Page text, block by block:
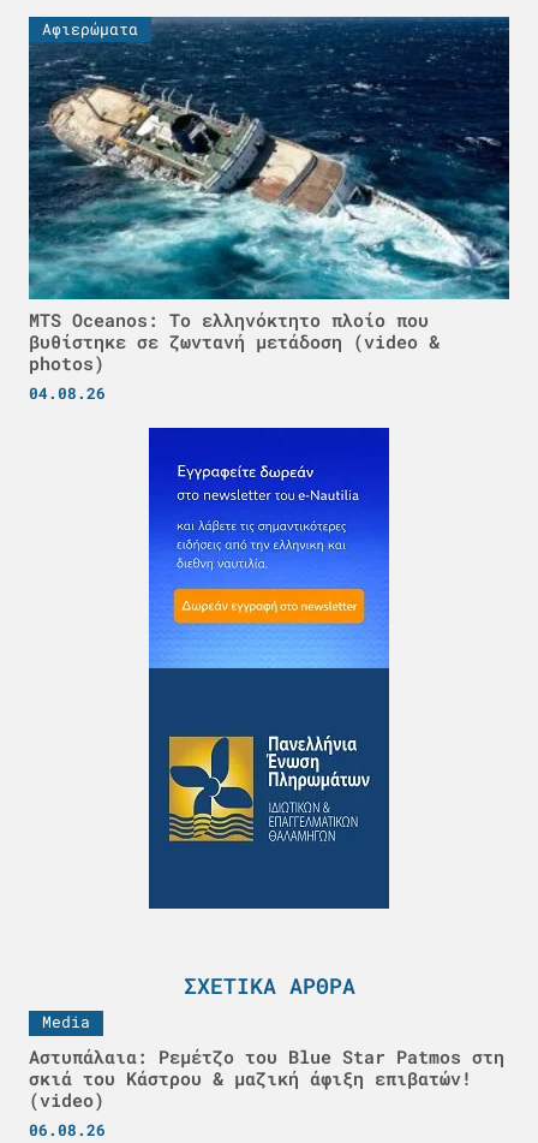
Αφιερώματα
MTS Oceanos: Το ελληνόκτητο πλοίο που
βυθίστηκε σε ζωντανή μετάδοση (video &
photos)
04.08.26
ΣΧΕΤΙΚΆ ΆΡΘΡΑ
Media
Αστυπάλαια: Ρεμέτζο του Blue Star Patmos στη
σκιά του Κάστρου & μαζική άφιξη επιβατών!
(video)
06.08.26